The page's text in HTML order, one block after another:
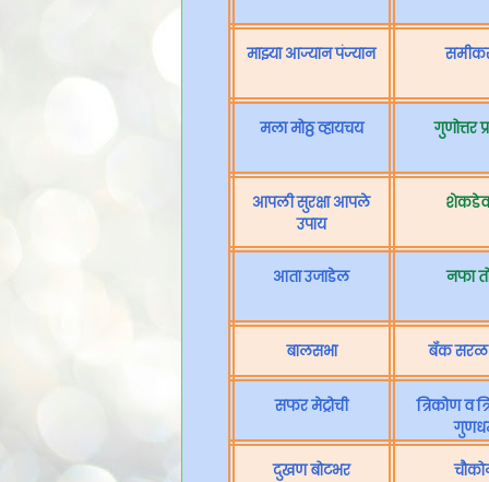
माझ्या आज्यान पंज्यान
मला मोठ्ठ व्हायचय गुणोत्तर
आपली सुरक्षा आपले
उपाय
आता उजाडेल नफा
बालसभा बँक सरळ
सफर मेट्रोची
त्रिकोण व
दुखण बोटभर